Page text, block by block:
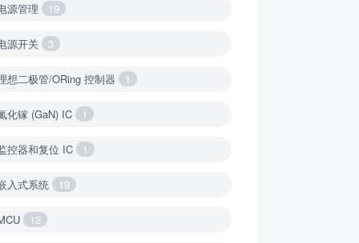
源管理 19
源开关 3
想二极管/ORing 控制器 1
化镓 (GaN) IC 1
控器和复位 IC 1
入式系统 19
12